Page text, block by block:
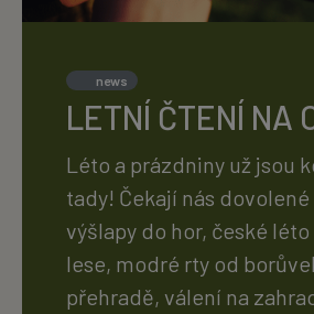
news
LETNÍ ČTENÍ NA
Léto a prázdniny už jsou
tady! Čekají nás
výšlapy do hor, české léto
lese, modré rty od
přehradě, válení na